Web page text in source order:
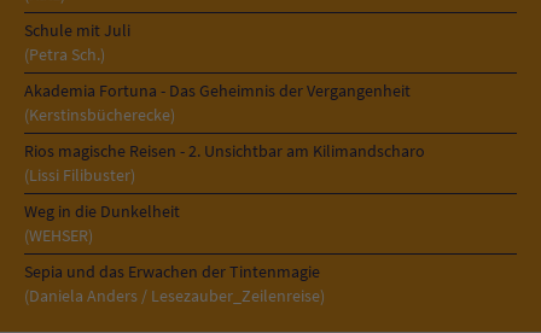
Schule mit Juli
(Petra Sch.)
Akademia Fortuna - Das Geheimnis der Vergangenheit
(Kerstinsbücherecke)
Rios magische Reisen - 2. Unsichtbar am Kilimandscharo
(Lissi Filibuster)
Weg in die Dunkelheit
(WEHSER)
Sepia und das Erwachen der Tintenmagie
(Daniela Anders / Lesezauber_Zeilenreise)